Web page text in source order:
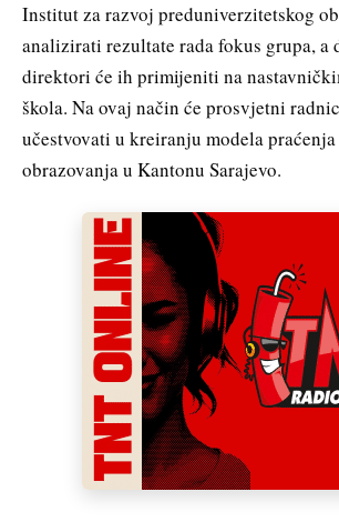
Institut za razvoj preduniverzitetskog
analizirati rezultate rada fokus grupa, a
direktori će ih primijeniti na
škola. Na ovaj način će prosvjetni
učestvovati u kreiranju modela
obrazovanja u Kantonu Sarajevo.